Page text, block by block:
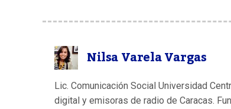
Nilsa Varela Vargas
Lic. Comunicación Social Universidad
digital y emisoras de radio de Caracas.